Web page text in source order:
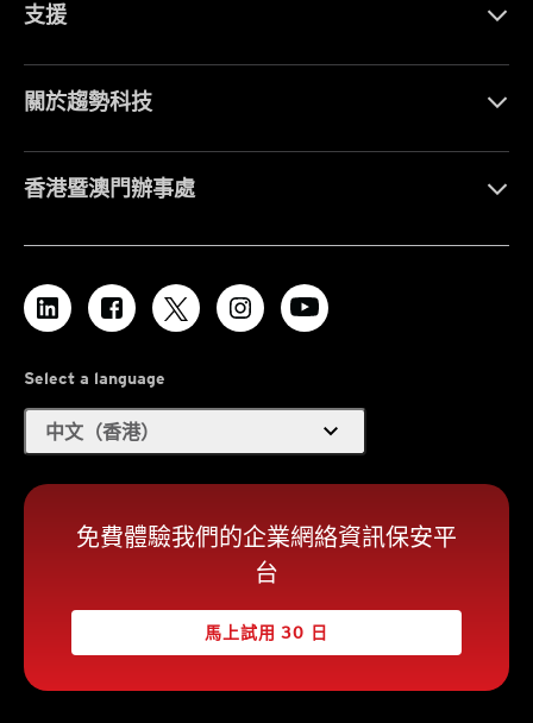
支援
關於趨勢科技
香港暨澳門辦事處
Select a language
中文（香港） expand_more
免費體驗我們的企業網絡資訊保安平
台
馬上試用 30 日